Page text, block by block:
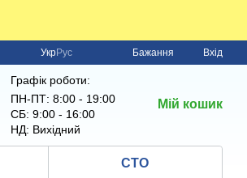
УкрРус Бажання Вхід
Графік роботи:
ПН-ПТ: 8:00 - 19:00
СБ: 9:00 - 16:00
НД: Вихідний
Мій кошик
СТО